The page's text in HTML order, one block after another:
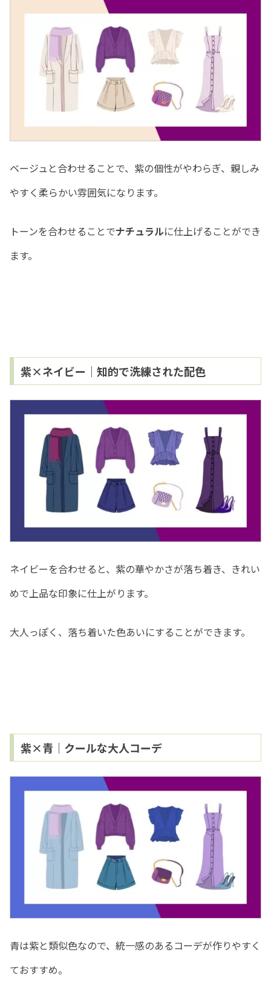
ベージュと合わせることで、紫の個性がやわらぎ、親しみ
やすく柔らかい雰囲気になります。
トーンを合わせることでナチュラルに仕上げることができ
ます。
紫×ネイビー｜知的で洗練された配色
ネイビーを合わせると、紫の華やかさが落ち着き、きれい
めで上品な印象に仕上がります。
大人っぽく、落ち着いた色あいにすることができます。
紫×青｜クールな大人コーデ
青は紫と類似色なので、統一感のあるコーデが作りやすく
ておすすめ。